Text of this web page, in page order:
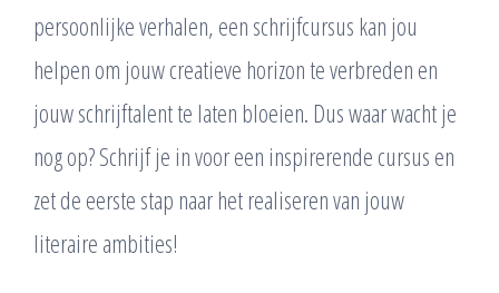
persoonlijke verhalen, een schrijfcursus kan jou
helpen om jouw creatieve horizon te verbreden en
jouw schrijftalent te laten bloeien. Dus waar wacht je
nog op? Schrijf je in voor een inspirerende cursus en
zet de eerste stap naar het realiseren van jouw
literaire ambities!